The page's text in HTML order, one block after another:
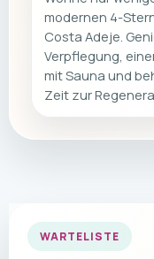
modernen 4-
Costa Adeje.
Verpflegung,
mit Sauna und
Zeit zur
WARTELISTE